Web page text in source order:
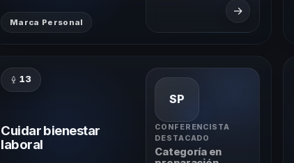
Marca Personal
→
13
Cuidar bienestar
laboral
SP
CONFERENCISTA
DESTACADO
Categoría en